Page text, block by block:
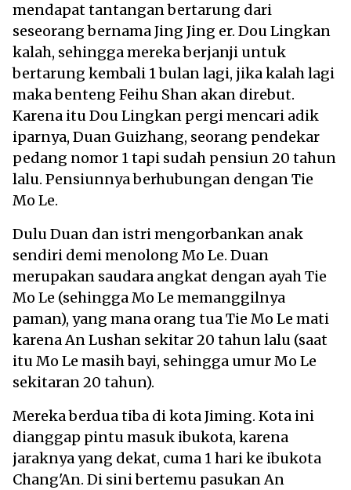
mendapat tantangan bertarung dari
seseorang bernama Jing Jing er. Dou Lingkan
kalah, sehingga mereka berjanji untuk
bertarung kembali 1 bulan lagi, jika kalah lagi
maka benteng Feihu Shan akan direbut.
Karena itu Dou Lingkan pergi mencari adik
iparnya, Duan Guizhang, seorang pendekar
pedang nomor 1 tapi sudah pensiun 20 tahun
lalu. Pensiunnya berhubungan dengan Tie
Mo Le.
Dulu Duan dan istri mengorbankan anak
sendiri demi menolong Mo Le. Duan
merupakan saudara angkat dengan ayah Tie
Mo Le (sehingga Mo Le memanggilnya
paman), yang mana orang tua Tie Mo Le mati
karena An Lushan sekitar 20 tahun lalu (saat
itu Mo Le masih bayi, sehingga umur Mo Le
sekitaran 20 tahun).
Mereka berdua tiba di kota Jiming. Kota ini
dianggap pintu masuk ibukota, karena
jaraknya yang dekat, cuma 1 hari ke ibukota
Chang'An. Di sini bertemu pasukan An